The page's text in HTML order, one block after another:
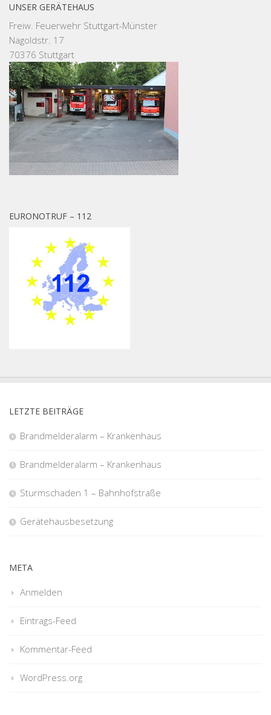
UNSER GERÄTEHAUS
Freiw. Feuerwehr Stuttgart-Münster
Nagoldstr. 17
70376 Stuttgart
EURONOTRUF – 112
LETZTE BEITRÄGE
Brandmelderalarm – Krankenhaus
Brandmelderalarm – Krankenhaus
Sturmschaden 1 – Bahnhofstraße
Gerätehausbesetzung
META
Anmelden
Eintrags-Feed
Kommentar-Feed
WordPress.org